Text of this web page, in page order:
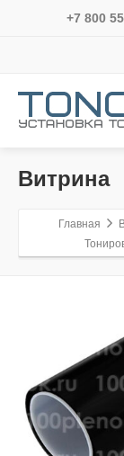
+7 800
Витрина
Главная